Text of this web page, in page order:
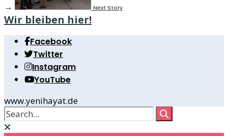
→ Next Story
Wir bleiben hier!
Facebook
Twitter
Instagram
YouTube
www.yenihayat.de